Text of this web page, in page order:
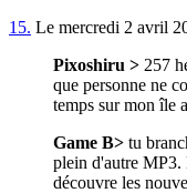
15. Le mercredi 2 avril
Pixoshiru > 257
que personne ne
temps sur mon île
Game B> tu
plein d'autre MP3.
découvre les